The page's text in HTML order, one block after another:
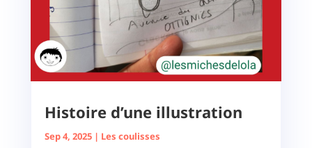
Histoire d’une illustration
Sep 4, 2025| Les coulisses